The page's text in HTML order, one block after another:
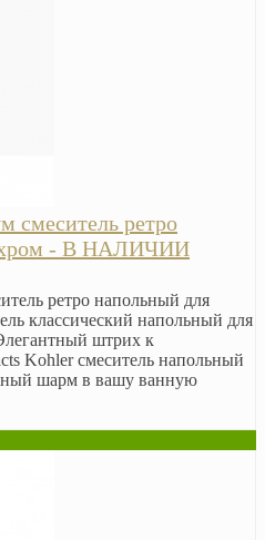
смеситель ретро
хром - В НАЛИЧИИ
ретро напольный для
классический напольный для
штрих к
Kohler смеситель напольный
шарм в вашу ванную